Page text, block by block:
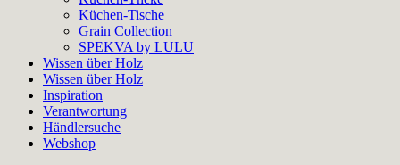
Küchen-Tische
Grain Collection
SPEKVA by LULU
Wissen über Holz
Wissen über Holz
Inspiration
Verantwortung
Händlersuche
Webshop